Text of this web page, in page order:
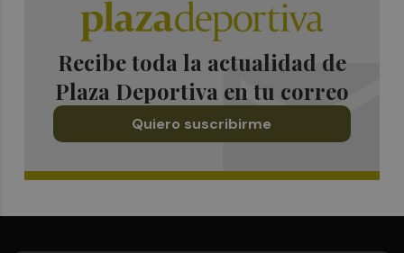
Recibe toda la actualidad de
Plaza Deportiva en tu correo
Quiero suscribirme